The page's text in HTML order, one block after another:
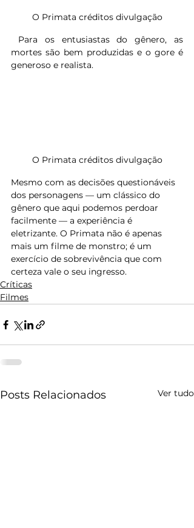
O Primata créditos divulgação
mortes são bem produzidas e o gore é
generoso e realista.
O Primata créditos divulgação
Mesmo com as decisões questionáveis
dos personagens — um clássico do
gênero que aqui podemos perdoar
facilmente — a experiência é
eletrizante. O Primata não é apenas
mais um filme de monstro; é um
exercício de sobrevivência que com
certeza vale o seu ingresso.
Críticas
Filmes
Posts Relacionados Ver tudo